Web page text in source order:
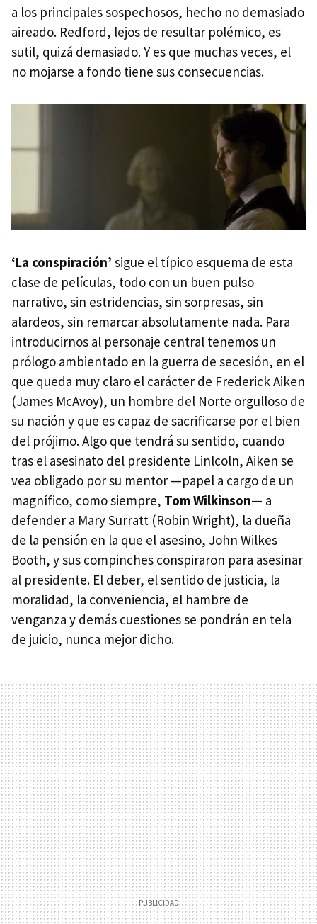
a los principales sospechosos, hecho no demasiado
aireado. Redford, lejos de resultar polémico, es
sutil, quizá demasiado. Y es que muchas veces, el
no mojarse a fondo tiene sus consecuencias.
‘La conspiración’ sigue el típico esquema de esta
clase de películas, todo con un buen pulso
narrativo, sin estridencias, sin sorpresas, sin
alardeos, sin remarcar absolutamente nada. Para
introducirnos al personaje central tenemos un
prólogo ambientado en la guerra de secesión, en el
que queda muy claro el carácter de Frederick Aiken
(James McAvoy), un hombre del Norte orgulloso de
su nación y que es capaz de sacrificarse por el bien
del prójimo. Algo que tendrá su sentido, cuando
tras el asesinato del presidente Linlcoln, Aiken se
vea obligado por su mentor —papel a cargo de un
magnífico, como siempre, Tom Wilkinson— a
defender a Mary Surratt (Robin Wright), la dueña
de la pensión en la que el asesino, John Wilkes
Booth, y sus compinches conspiraron para asesinar
al presidente. El deber, el sentido de justicia, la
moralidad, la conveniencia, el hambre de
venganza y demás cuestiones se pondrán en tela
de juicio, nunca mejor dicho.